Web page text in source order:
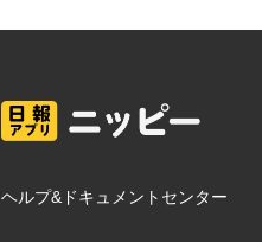
ヘルプ&ドキュメントセンター